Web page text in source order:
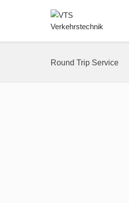
Round Trip Service